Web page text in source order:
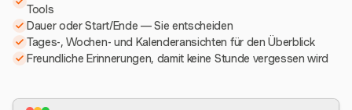
Tools
Dauer oder Start/Ende — Sie entscheiden
Tages-, Wochen- und Kalenderansichten für den Überblick
Freundliche Erinnerungen, damit keine Stunde vergessen wird